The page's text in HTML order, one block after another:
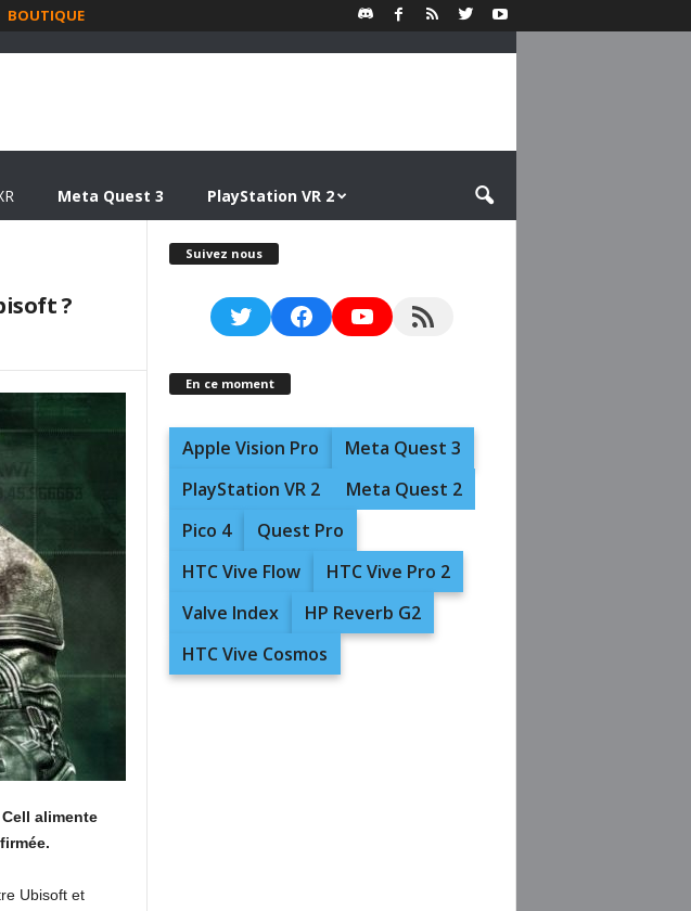
BOUTIQUE
Meta Quest 3 PlayStation VR 2
?
alimente
Ubisoft et
Suivez nous
TwitterFacebookYouTubeRSS Feed
En ce moment
Apple Vision Pro
Meta Quest 3
PlayStation VR 2
Meta Quest 2
Pico 4
Quest Pro
HTC Vive Flow
HTC Vive Pro 2
Valve Index
HP Reverb G2
HTC Vive Cosmos